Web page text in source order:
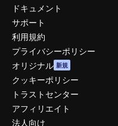
ドキュメント
サポート
利用規約
プライバシーポリシー
オリジナル 新規
クッキーポリシー
トラストセンター
アフィリエイト
法人向け